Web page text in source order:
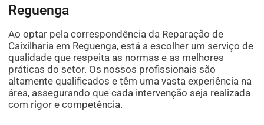
Reguenga
Ao optar pela correspondência da Reparação de
Caixilharia em Reguenga, está a escolher um serviço de
qualidade que respeita as normas e as melhores
práticas do setor. Os nossos profissionais são
altamente qualificados e têm uma vasta experiência na
área, assegurando que cada intervenção seja realizada
com rigor e competência.